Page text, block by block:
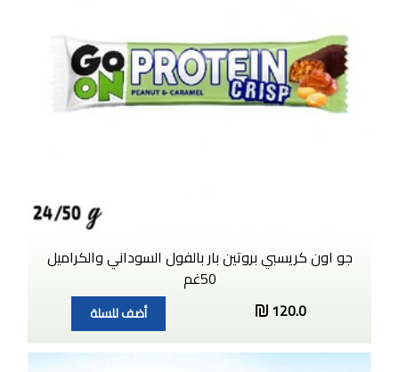
جو اون كريسبي بروتين بار بالفول السوداني والكراميل
50غم
120.0
أضف للسلة